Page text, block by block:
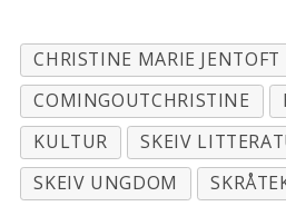
CHRISTINE MARIE JENTOFT
COMINGOUTCHRISTINE
KULTUR
SKEIV
SKEIV UNGDOM